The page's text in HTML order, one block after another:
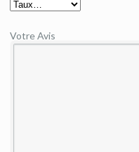
Votre Avis